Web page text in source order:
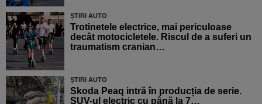
ȘTIRI AUTO
Trotinetele electrice, mai periculoase
decât motocicletele. Riscul de a suferi un
traumatism cranian…
ȘTIRI AUTO
Skoda Peaq intră în producția de serie.
SUV-ul electric cu până la 7…